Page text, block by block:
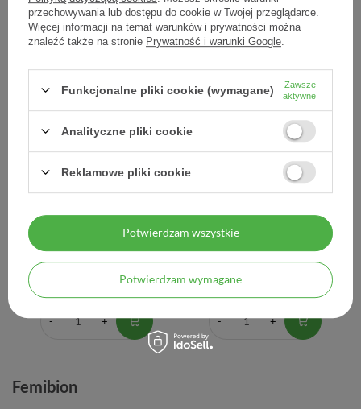
2,48 zł / szt. 1,54 zł / szt.
POLECANE POPULARNE
Femibion 3 Karmienie 56
tabletek + 56 kapsułek
102,99 zł
Femibion 3 Karmienie 28
tabletek + 28 kapsułek
Femibion
przechowywania lub dostępu do cookie w Twojej przeglądarce.
Więcej informacji na temat warunków i prywatności można
znaleźć także na stronie Prywatność i warunki Google
Funkcjonalne pliki cookie (wymagane)
Zawsze
aktywne
Analityczne pliki cookie
Reklamowe pliki cookie
Potwierdzam wymagane
Potwierdzam wszystkie